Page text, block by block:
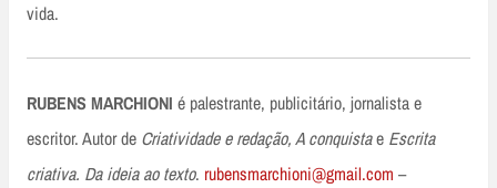
vida.
RUBENS MARCHIONI é palestrante, publicitário, jornalista e
escritor. Autor de Criatividade e redação, A conquistae Escrita
criativa. Da ideia ao texto. rubensmarchioni@gmail.com –